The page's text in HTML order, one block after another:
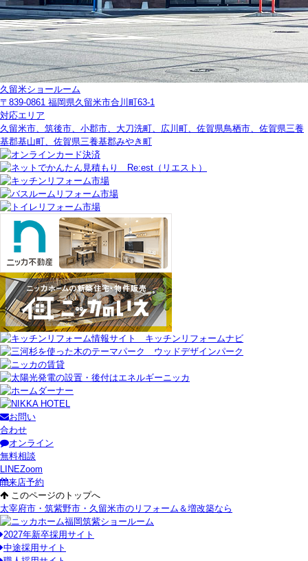
久留米ショールーム
〒839-0861 福岡県久留米市合川町63-1
対応エリア
久留米市、筑後市、小郡市、大刀洗町、広川町、佐賀県鳥栖市、佐賀県三養
基郡基山町、佐賀県三養基郡みやき町
お問い
合わせ
オンライン
無料相談
LINEZoom
来店予約
このページのトップへ
太宰府市・筑紫野市・久留米市のリフォーム＆増改築なら
2027年新卒採用サイト
中途採用サイト